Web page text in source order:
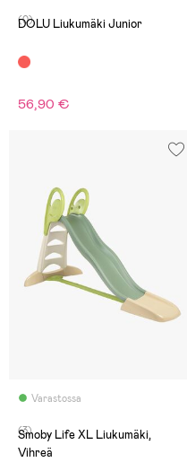
(0)
DOLU Liukumäki Junior
56,90 €
Varastossa
(3)
Smoby Life XL Liukumäki,
Vihreä